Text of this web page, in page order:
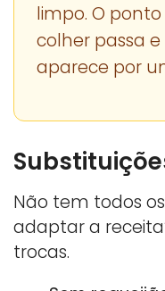
limpo. O
colher passa
aparece por
Não tem todos
adaptar a
trocas.